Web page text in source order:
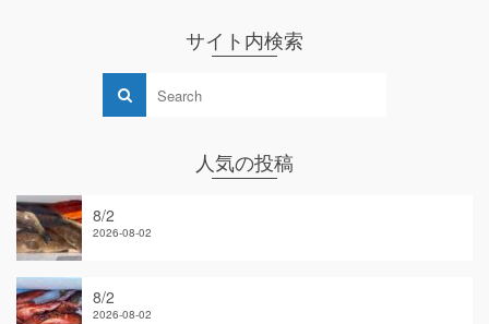
サイト内検索
人気の投稿
8/2
2026-08-02
8/2
2026-08-02